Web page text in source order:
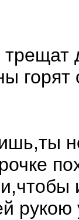
рукою